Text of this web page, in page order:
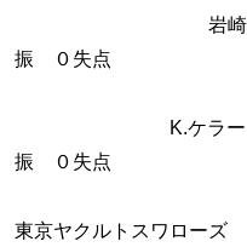
岩崎 １回０
振 ０失点
K.ケラー １回
振 ０失点
東京ヤクルトスワローズ